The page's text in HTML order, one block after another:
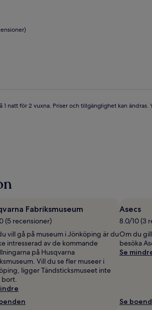
natt för 2 vuxna. Priser och tillgänglighet kan ändras.
Fabriksmuseum
(5 recensioner)
vill gå på museum i Jönköping är du
intresserad av de kommande
på Husqvarna
Vill du se fler museer i
ligger Tändsticksmuseet inte
bort.
Asecs
8.0/10 (3
Om du
besöka
Se
Se